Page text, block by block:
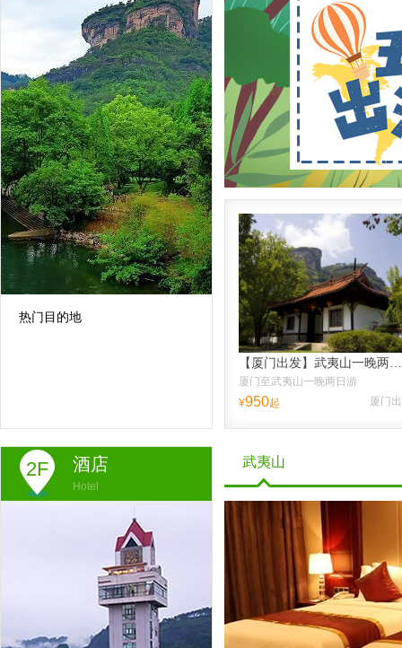
热门目的地
厦门至武夷山一晚两日游
¥950起 厦门
2F 酒店
Hotel
武夷山